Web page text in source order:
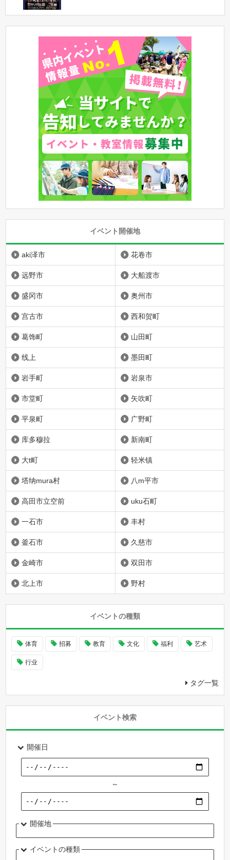
イベント開催地
aki泽市 花卷市
远野市 大船渡市
盛冈市 奥州市
宫古市 西和贺町
葛饰町 山田町
线上 墨田町
岩手町 岩泉市
市堂町 矢吹町
平泉町 广野町
库多穆拉 新南町
大t町 轻米镇
塔纳mura村 八m平市
高田市立空前 uku石町
一石市 丰村
釜石市 久慈市
金崎市 双田市
北上市 野村
イベントの種類
体育 招募 教育 文化 福利 艺术
行业
タグ一覧
イベント検索
開催日
～
開催地
イベントの種類